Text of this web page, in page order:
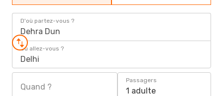
D'où partez-vous ?
Dehra Dun
Où allez-vous ?
Delhi
Quand ?
Passagers
1 adulte